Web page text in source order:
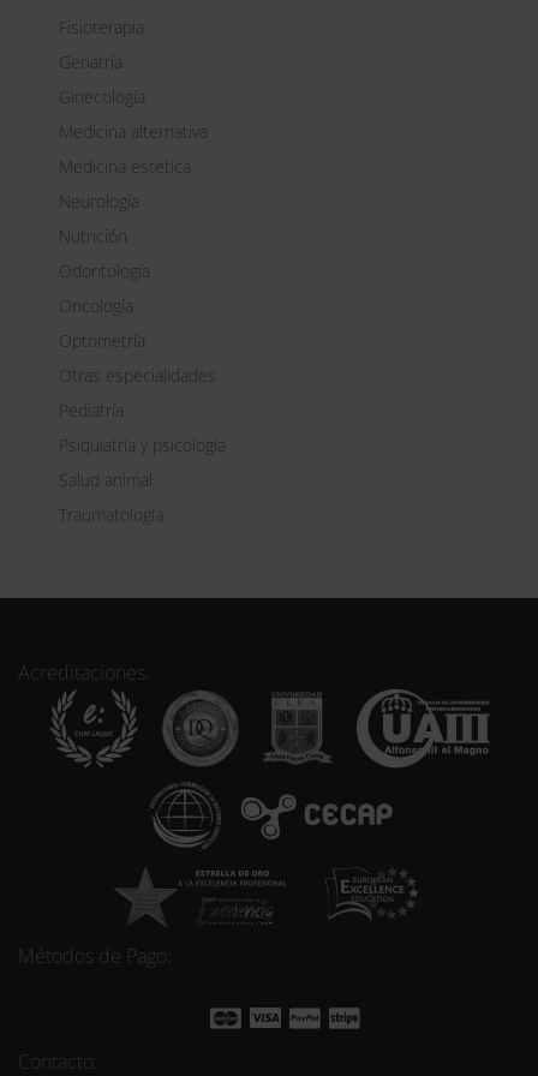
i
v
Fisioterapia
Geriatría
Ginecología
Medicina alternativa
Medicina estética
Neurología
Nutrición
Odontología
Oncología
Optometría
Otras especialidades
Pediatría
Psiquiatría y psicología
Salud animal
Traumatología
Acreditaciones:
Métodos de Pago:
Contacto: